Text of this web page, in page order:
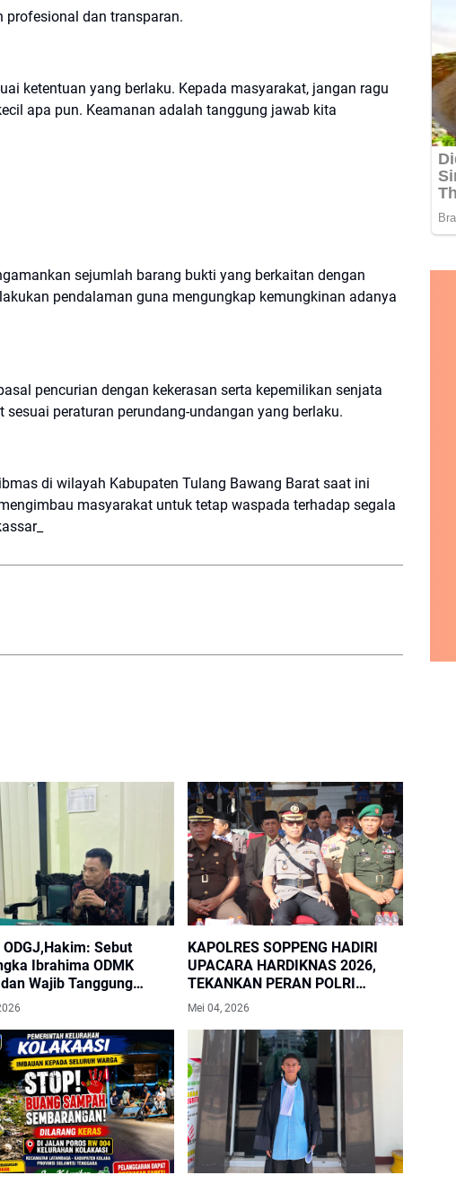
profesional dan transparan.
ketentuan yang berlaku. Kepada masyarakat, jangan ragu
apa pun. Keamanan adalah tanggung jawab kita
sejumlah barang bukti yang berkaitan dengan
pendalaman guna mengungkap kemungkinan adanya
pencurian dengan kekerasan serta kepemilikan senjata
peraturan perundang-undangan yang berlaku.
di wilayah Kabupaten Tulang Bawang Barat saat ini
masyarakat untuk tetap waspada terhadap segala
ODGJ,Hakim: Sebut
Ibrahima ODMK
Wajib Tanggung
Kasus Pengancaman
KAPOLRES SOPPENG HADIRI
UPACARA HARDIKNAS 2026,
TEKANKAN PERAN POLRI
DALAM DUKUNGAN DUNIA
PENDIDIKAN
Mei 04, 2026